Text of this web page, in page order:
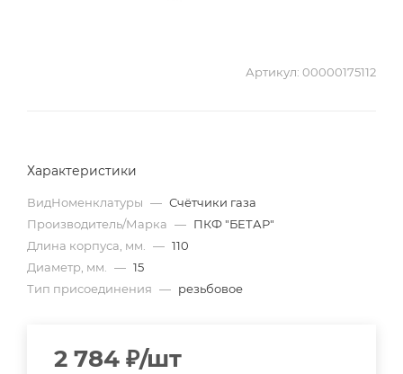
Артикул: 00000175112
Характеристики
ВидНоменклатуры — Счётчики газа
Производитель/Марка — ПКФ "БЕТАР"
Длина корпуса, мм.
— 110
Диаметр, мм.
— 15
Тип присоединения — резьбовое
2 784 ₽/шт